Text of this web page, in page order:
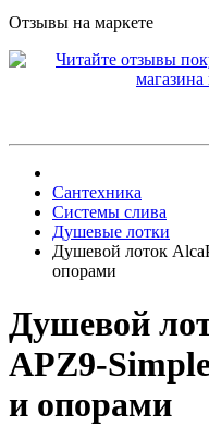
Отзывы на маркете
Сантехника
Системы слива
Душевые лотки
Душевой лоток
опорами
Душевой
APZ9-
и опорами